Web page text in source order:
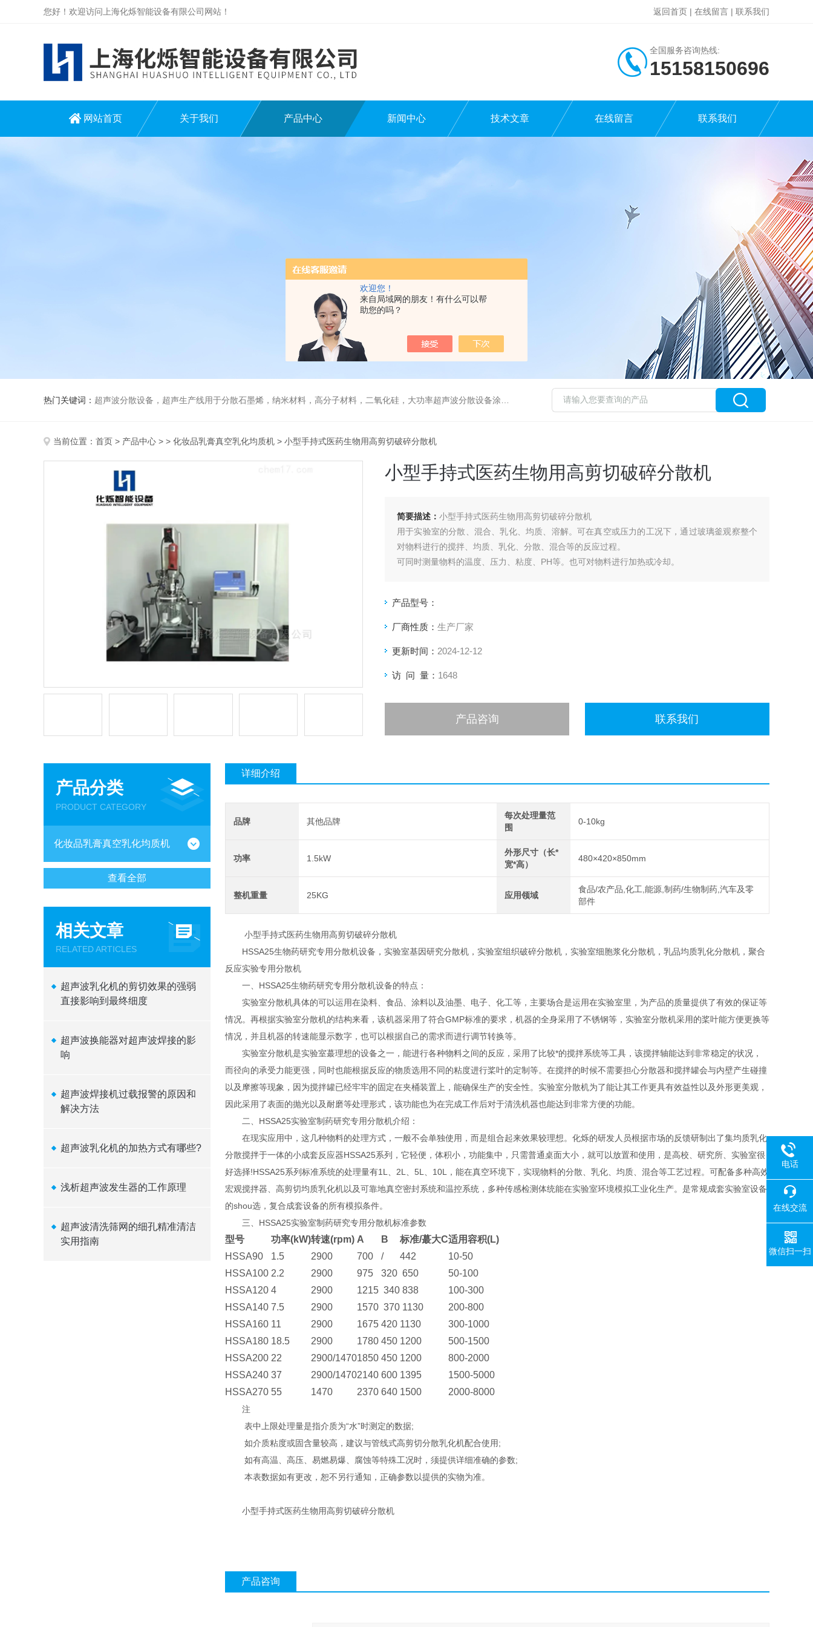
欢迎您！
来自局域网的朋友！有什么可以帮
助您的吗？
您好！欢迎访问上海化烁智能设备有限公司网站！ 返回首页 | 在线留言 | 联系我们
全国服务咨询热线:
15158150696
网站首页 关于我们 产品中心 新闻中心 技术文章 在线留言 联系我们
热门关键词： 超声波分散设备，超声生产线用于分散石墨烯，纳米材料，高分子材料，二氧化硅，大功率超声波分散设备涂料纳米材料石墨烯分散
当前位置： 首页 > 产品中心 > > 化妆品乳膏真空乳化均质机 > 小型手持式医药生物用高剪切破碎分散机
小型手持式医药生物用高剪切破碎分散机
简要描述： 小型手持式医药生物用高剪切破碎分散机
用于实验室的分散、混合、乳化、均质、溶解。可在真空或压力的工况下，通过玻璃釜观察整个
对物料进行的搅拌、均质、乳化、分散、混合等的反应过程。
可同时测量物料的温度、压力、粘度、PH等。也可对物料进行加热或冷却。
产品型号：
厂商性质： 生产厂家
更新时间： 2024-12-12
访 问 量： 1648
产品咨询 联系我们
产品分类
PRODUCT CATEGORY
化妆品乳膏真空乳化均质机
查看全部
相关文章
RELATED ARTICLES
超声波乳化机的剪切效果的强弱
直接影响到最终细度
超声波换能器对超声波焊接的影
响
超声波焊接机过载报警的原因和
解决方法
超声波乳化机的加热方式有哪些?
浅析超声波发生器的工作原理
超声波清洗筛网的细孔精准清洁
实用指南
详细介绍
品牌 其他品牌
每次处理量范
围
0-10kg
功率 1.5kW
外形尺寸（长*
宽*高）
480×420×850mm
整机重量 25KG 应用领域
食品/农产品,化工,能源,制药/生物制药,汽车及零
部件
小型手持式医药生物用高剪切破碎分散机
HSSA25生物药研究专用分散机设备，实验室基因研究分散机，实验室组织破碎分散机，实验室细胞浆化分散机，乳品均质乳化分散机，聚合
反应实验专用分散机
一、HSSA25生物药研究专用分散机设备的特点：
实验室分散机具体的可以运用在染料、食品、涂料以及油墨、电子、化工等，主要场合是运用在实验室里，为产品的质量提供了有效的保证等
情况。再根据实验室分散机的结构来看，该机器采用了符合GMP标准的要求，机器的全身采用了不锈钢等，实验室分散机采用的桨叶能方便更换等
情况，并且机器的转速能显示数字，也可以根据自己的需求而进行调节转换等。
实验室分散机是实验室蕞理想的设备之一，能进行各种物料之间的反应，采用了比较*的搅拌系统等工具，该搅拌轴能达到非常稳定的状况，
而径向的承受力能更强，同时也能根据反应的物质选用不同的粘度进行桨叶的定制等。在搅拌的时候不需要担心分散器和搅拌罐会与内壁产生碰撞
以及摩擦等现象，因为搅拌罐已经牢牢的固定在夹桶装置上，能确保生产的安全性。实验室分散机为了能让其工作更具有效益性以及外形更美观，
因此采用了表面的抛光以及耐磨等处理形式，该功能也为在完成工作后对于清洗机器也能达到非常方便的功能。
二、HSSA25实验室制药研究专用分散机介绍：
在现实应用中，这几种物料的处理方式，一般不会单独使用，而是组合起来效果较理想。化烁的研发人员根据市场的反馈研制出了集均质乳化
分散搅拌于一体的小成套反应器HSSA25系列，它轻便，体积小，功能集中，只需普通桌面大小，就可以放置和使用，是高校、研究所、实验室很
好选择!HSSA25系列标准系统的处理量有1L、2L、5L、10L，能在真空环境下，实现物料的分散、乳化、均质、混合等工艺过程。可配备多种高效
宏观搅拌器、高剪切均质乳化机以及可靠地真空密封系统和温控系统，多种传感检测体统能在实验室环境模拟工业化生产。是常规成套实验室设备
的shou选，复合成套设备的所有模拟条件。
三、HSSA25实验室制药研究专用分散机标准参数
型号 功率(kW)转速(rpm) A B 标准/蕞大C适用容积(L)
HSSA90
1.5 2900 700 / 442
10-50
HSSA100 2.2 2900 975 320 650
50-100
HSSA120 4 2900 1215 340 838
100-300
HSSA140 7.5 2900 1570 370 1130
200-800
HSSA160 11 2900 1675 420 1130
300-1000
HSSA180 18.5 2900 1780 450 1200
500-1500
HSSA200 22 2900/14701850 450 1200
800-2000
HSSA240 37 2900/14702140 600 1395
1500-5000
HSSA270 55 1470 2370 640 1500 2000-8000
注
表中上限处理量是指介质为“水”时测定的数据;
如介质粘度或固含量较高，建议与管线式高剪切分散乳化机配合使用;
如有高温、高压、易燃易爆、腐蚀等特殊工况时，须提供详细准确的参数;
本表数据如有更改，恕不另行通知，正确参数以提供的实物为准。
小型手持式医药生物用高剪切破碎分散机
产品咨询
电话
在线交流
微信扫一扫